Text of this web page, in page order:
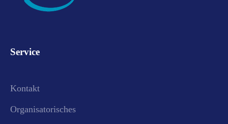
Service
Kontakt
Organisatorisches